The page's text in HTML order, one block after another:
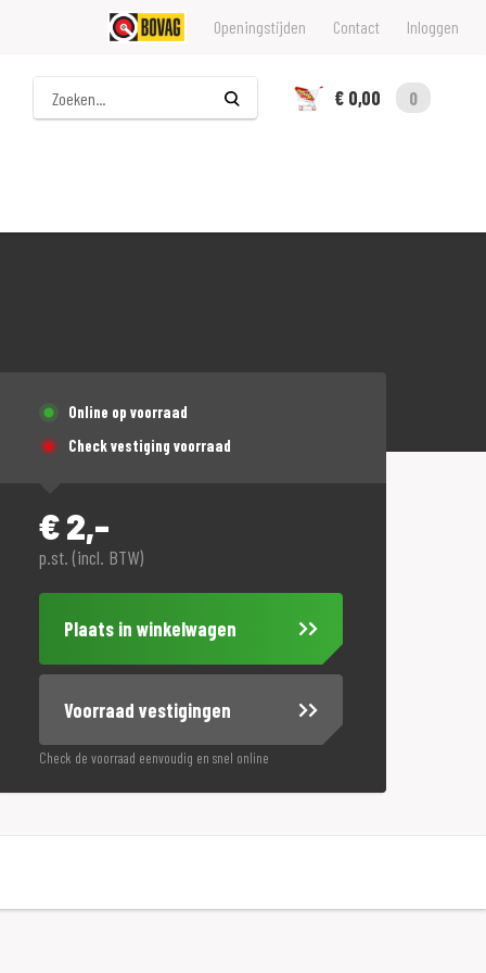
Openingstijden Contact Inloggen
Zoeken
€ 0,00
0
Online op voorraad
Check vestiging voorraad
€2,-
p.st. (incl. BTW)
Plaats in winkelwagen
Voorraad vestigingen
Check de voorraad eenvoudig en snel online